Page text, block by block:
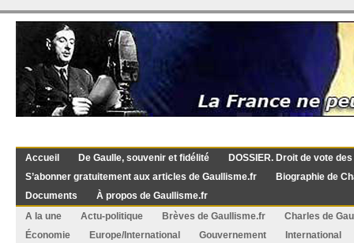
Accueil De Gaulle, souvenir et fidélité
DOSSIER. Droit de vote
S’abonner gratuitement aux articles de Gaullisme.fr
Biographie de
Documents
À propos de Gaullisme.fr
A la une
Actu-politique Brèves de Gaullisme.fr
Charles de
Économie
Europe/International Gouvernement
International